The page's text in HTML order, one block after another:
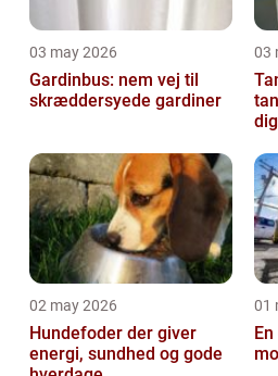
03 may 2026
Gardinbus: nem vej til
skræddersyede gardiner
03
dig
02 may 2026
Hundefoder der giver
energi, sundhed og gode
01